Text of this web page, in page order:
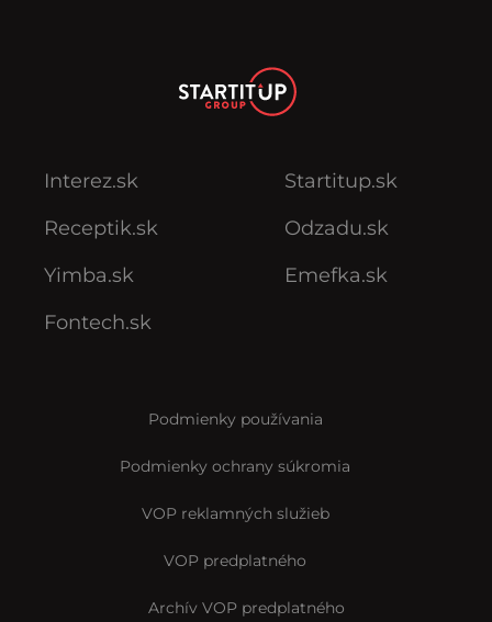
Interez.sk
Receptik.sk
Yimba.sk
Fontech.sk
Startitup.sk
Odzadu.sk
Emefka.sk
Podmienky používania
Podmienky ochrany súkromia
VOP reklamných služieb
VOP predplatného
Archív VOP predplatného